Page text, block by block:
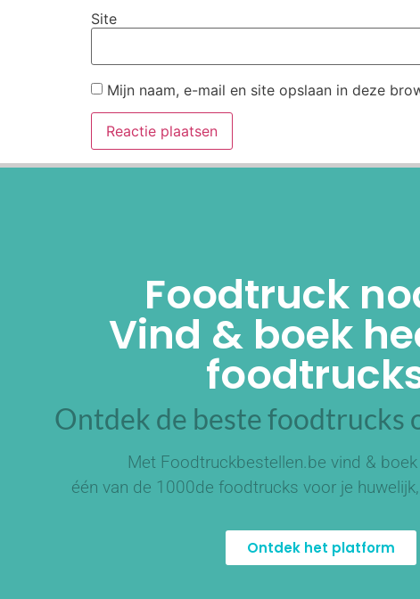
Site
Mijn naam, e-mail en site opslaan in deze
Foodtruck
Vind & boek
Ontdek de beste foodtrucks
Met Foodtruckbestellen.be vind &
één van de 1000de foodtrucks voor je
Ontdek het platform